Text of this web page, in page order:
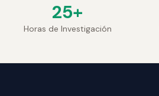
25+
Horas de Investigación